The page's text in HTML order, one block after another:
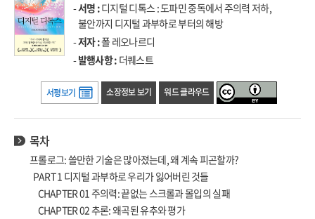
-서명 :디지털 디톡스 : 도파민 중독에서 주의력 저하,
불안까지 디지털 과부하로 부터의 해방
-저자 :폴 레오나르디
-발행사항 : 더퀘스트
서평보기 소장정보 보기 워드 클라우드
목차
프롤로그: 쓸만한 기술은 많아졌는데, 왜 계속 피곤할까?
PART 1 디지털 과부하로 우리가 잃어버린 것들
CHAPTER 01 주의력: 끝없는 스크롤과 몰입의 실패
CHAPTER 02 추론: 왜곡된 유추와 평가